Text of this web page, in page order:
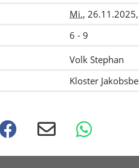
Mi.,
6 - 9
Volk Stephan
Kloster